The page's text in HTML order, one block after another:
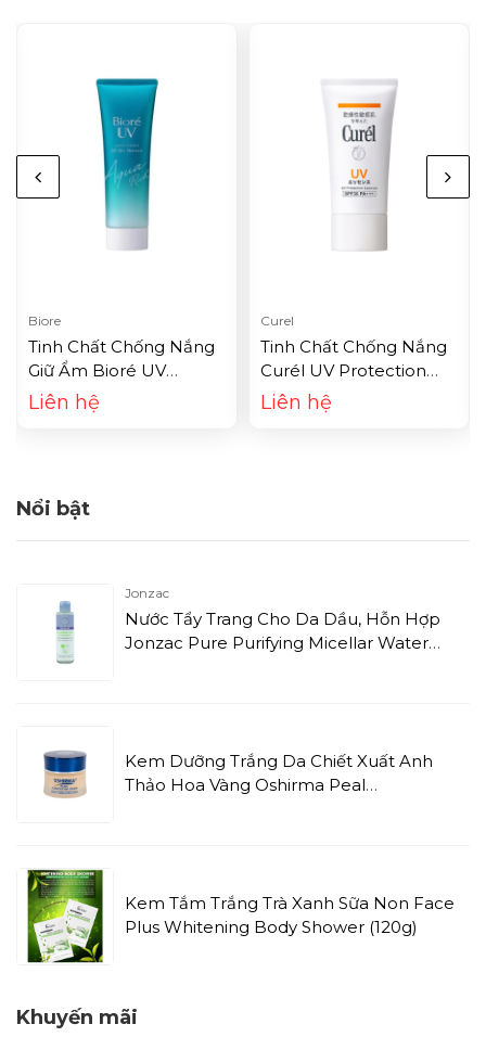
Biore
Tinh Chất Chống Nắng
Giữ Ẩm Bioré UV
Watery Essence Aqua
Rich SPF50+ (85g)
Liên hệ
Curel
Tinh Chất Chống Nắng
Curél UV Protection
Essence SPF30/PA+++
Liên hệ
Nổi bật
Jonzac
Nước Tẩy Trang Cho Da Dầu, Hỗn Hợp
Jonzac Pure Purifying Micellar Water
Kem Dưỡng Trắng Da Chiết Xuất Anh
Thảo Hoa Vàng Oshirma Peal
Kem Tắm Trắng Trà Xanh Sữa Non Face
Plus Whitening Body Shower (120g)
Khuyến mãi